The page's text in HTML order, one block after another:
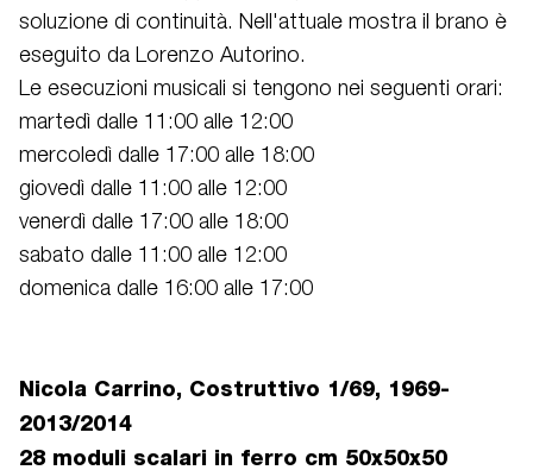
soluzione di continuità. Nell'attuale mostra il brano è
eseguito da Lorenzo Autorino.
Le esecuzioni musicali si tengono nei seguenti orari:
martedì dalle 11:00 alle 12:00
mercoledì dalle 17:00 alle 18:00
giovedì dalle 11:00 alle 12:00
venerdì dalle 17:00 alle 18:00
sabato dalle 11:00 alle 12:00
domenica dalle 16:00 alle 17:00
Nicola Carrino, Costruttivo 1/69, 1969-
2013/2014
28 moduli scalari in ferro cm 50x50x50